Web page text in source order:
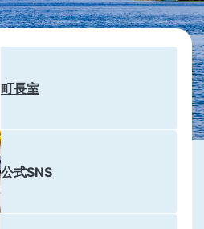
町長室
公式SNS